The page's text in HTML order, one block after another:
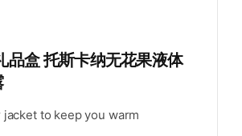
品盒 托斯卡纳无花果液体
to keep you warm